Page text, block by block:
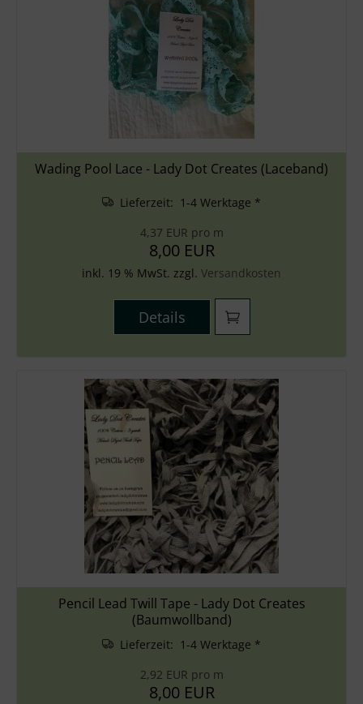
Wading Pool Lace - Lady Dot Creates (Laceband)
Lieferzeit: 1-4 Werktage *
4,37 EUR pro m
8,00 EUR
inkl. 19 % MwSt. zzgl. Versandkosten
Details
Pencil Lead Twill Tape - Lady Dot Creates
(Baumwollband)
Lieferzeit: 1-4 Werktage *
2,92 EUR pro m
8,00 EUR